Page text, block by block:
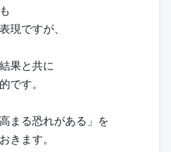
現ですが、
果と共に
です。
まる恐れがある」を
きます。